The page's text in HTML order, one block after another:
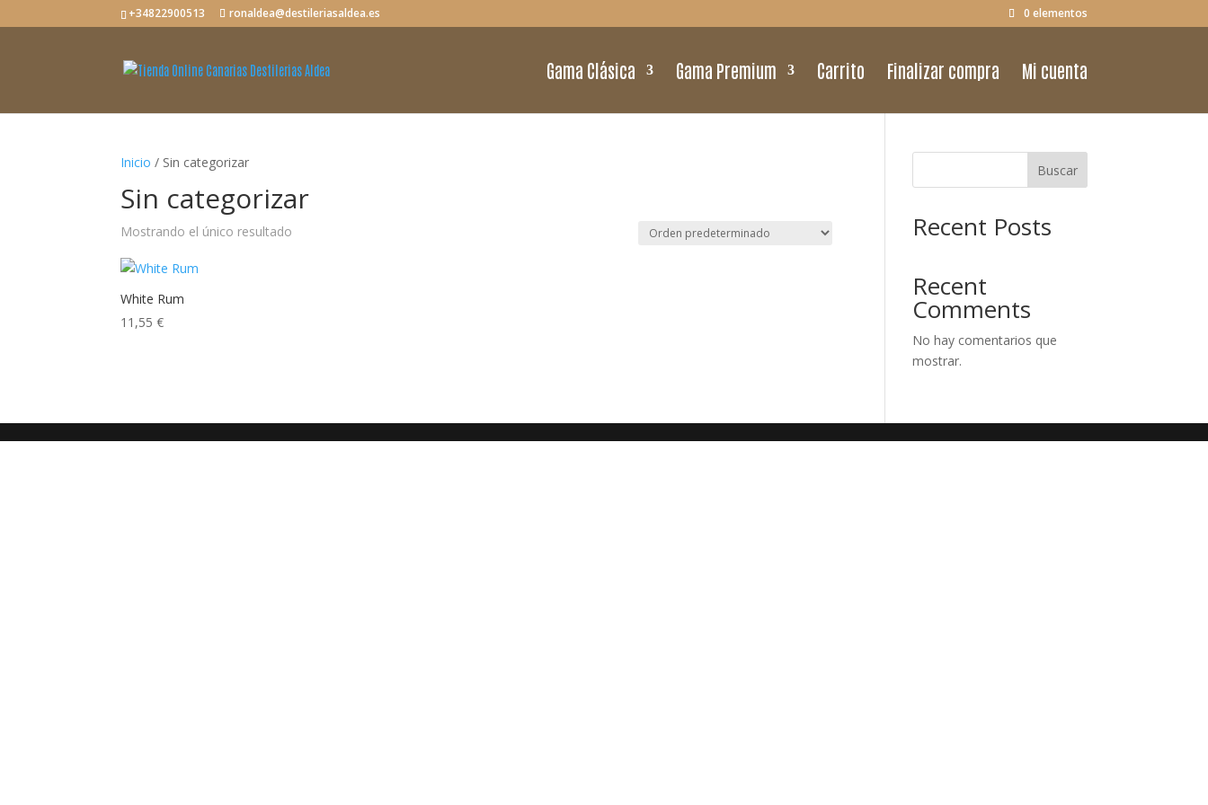
+34822900513 ronaldea@destileriasaldea.es 0 elementos
Gama Clásica Gama Premium Carrito Finalizar compra Mi cuenta
Inicio / Sin categorizar
Sin categorizar
Mostrando el único resultado
White Rum
11,55€
Buscar
Recent Posts
Recent
Comments
No hay comentarios que
mostrar.